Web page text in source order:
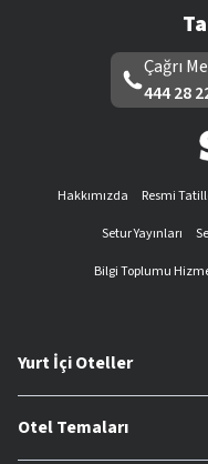
Çağrı
444 28
Hakkımızda Resmi
Setur Yayınları
Bilgi Toplumu
Yurt İçi Oteller
Otel Temaları